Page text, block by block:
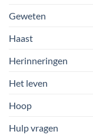
Geweten
Haast
Herinneringen
Het leven
Hoop
Hulp vragen